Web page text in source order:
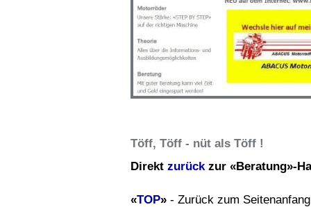
Töff, Töff - nüt als Töff !
Direkt zurück zur «Beratung»-
«TOP» - Zurück zum Seitenanfang